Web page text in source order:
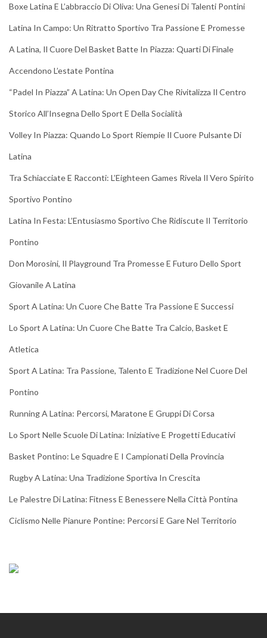
Boxe Latina E L’abbraccio Di Oliva: Una Genesi Di Talenti Pontini
Latina In Campo: Un Ritratto Sportivo Tra Passione E Promesse
A Latina, Il Cuore Del Basket Batte In Piazza: Quarti Di Finale
Accendono L’estate Pontina
“Padel In Piazza” A Latina: Un Open Day Che Rivitalizza Il Centro
Storico All’Insegna Dello Sport E Della Socialità
Volley In Piazza: Quando Lo Sport Riempie Il Cuore Pulsante Di
Latina
Tra Schiacciate E Racconti: L’Eighteen Games Rivela Il Vero Spirito
Sportivo Pontino
Latina In Festa: L’Entusiasmo Sportivo Che Ridiscute Il Territorio
Pontino
Don Morosini, Il Playground Tra Promesse E Futuro Dello Sport
Giovanile A Latina
Sport A Latina: Un Cuore Che Batte Tra Passione E Successi
Lo Sport A Latina: Un Cuore Che Batte Tra Calcio, Basket E
Atletica
Sport A Latina: Tra Passione, Talento E Tradizione Nel Cuore Del
Pontino
Running A Latina: Percorsi, Maratone E Gruppi Di Corsa
Lo Sport Nelle Scuole Di Latina: Iniziative E Progetti Educativi
Basket Pontino: Le Squadre E I Campionati Della Provincia
Rugby A Latina: Una Tradizione Sportiva In Crescita
Le Palestre Di Latina: Fitness E Benessere Nella Città Pontina
Ciclismo Nelle Pianure Pontine: Percorsi E Gare Nel Territorio